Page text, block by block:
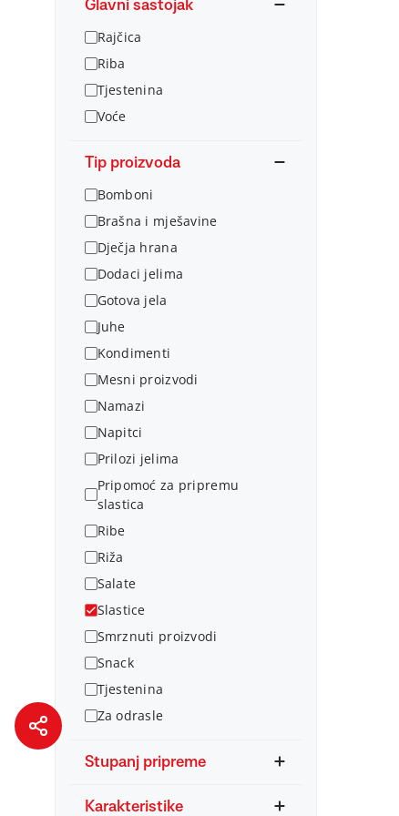
Glavni sastojak
Rajčica
Riba
Tjestenina
Voće
Tip proizvoda
Bomboni
Brašna i mješavine
Dječja hrana
Dodaci jelima
Gotova jela
Juhe
Kondimenti
Mesni proizvodi
Namazi
Napitci
Prilozi jelima
Pripomoć za pripremu
slastica
Ribe
Riža
Salate
Slastice
Smrznuti proizvodi
Snack
Tjestenina
Za odrasle
Stupanj pripreme
Karakteristike